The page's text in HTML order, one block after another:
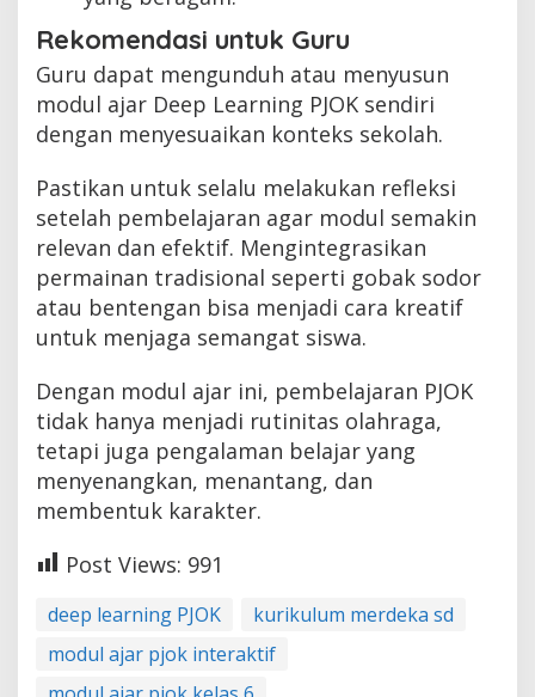
Rekomendasi untuk Guru
Guru dapat mengunduh atau menyusun
modul ajar Deep Learning PJOK sendiri
dengan menyesuaikan konteks sekolah.
Pastikan untuk selalu melakukan refleksi
setelah pembelajaran agar modul semakin
relevan dan efektif. Mengintegrasikan
permainan tradisional seperti gobak sodor
atau bentengan bisa menjadi cara kreatif
untuk menjaga semangat siswa.
Dengan modul ajar ini, pembelajaran PJOK
tidak hanya menjadi rutinitas olahraga,
tetapi juga pengalaman belajar yang
menyenangkan, menantang, dan
membentuk karakter.
Post Views: 991
deep learning PJOK
kurikulum merdeka sd
modul ajar pjok interaktif